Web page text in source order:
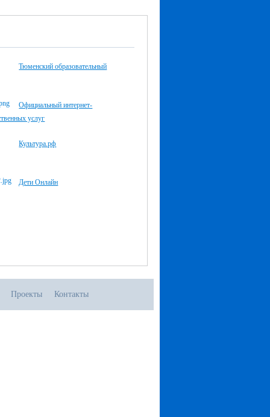
Тюменский образовательный
Официальный интернет-
услуг
Культура.рф
Дети Онлайн
Проекты Контакты